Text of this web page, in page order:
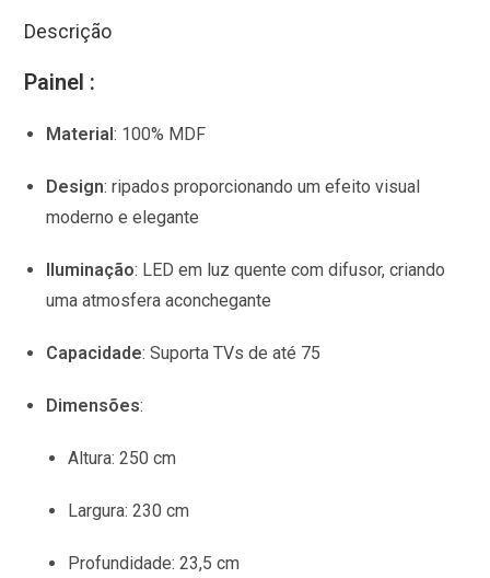
Descrição
Painel :
Material: 100% MDF
Design:ripados proporcionando um efeito visual
moderno e elegante
Iluminação: LED em luz quente com difusor, criando
uma atmosfera aconchegante
Capacidade:Suporta TVs de até 75
Dimensões:
Altura:250 cm
Largura:230 cm
Profundidade:23,5 cm